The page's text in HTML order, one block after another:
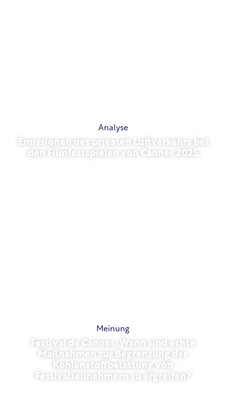
Analyse
Emissionen des privaten Luftverkehrs bei
den Filmfestspielen von Cannes 2025
Meinung
Festival de Cannes: Wann sind echte
Maßnahmen zur Begrenzung der
Kohlenstoffbelastung von
Festivalteilnehmern zu ergreifen?